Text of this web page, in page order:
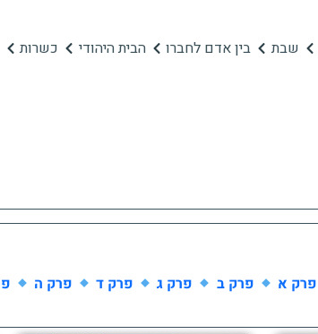
שבת בין אדם לחברו הבית היהודי כשרות
פרק א פרק ב פרק ג פרק ד פרק ה